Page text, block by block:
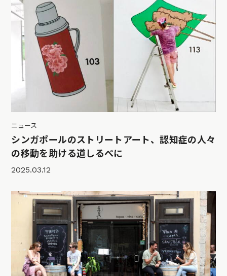
ニュース
シンガポールのストリートアート、認知症の人々
の移動を助ける道しるべに
2025.03.12